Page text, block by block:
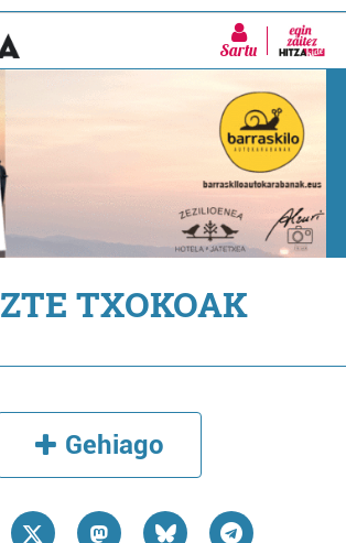
Sartu
TXOKOAK
Gehiago